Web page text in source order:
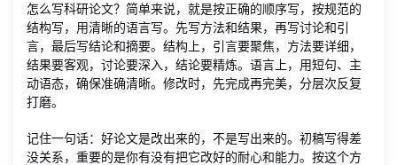
怎么写科研论文？简单来说，就是按正确的顺序写，按规范的
结构写，用清晰的语言写。先写方法和结果，再写讨论和引
言，最后写结论和摘要。结构上，引言要聚焦，方法要详细，
结果要客观，讨论要深入，结论要精炼。语言上，用短句、主
动语态，确保准确清晰。修改时，先完成再完美，分层次反复
打磨。
记住一句话：好论文是改出来的，不是写出来的。初稿写得差
没关系，重要的是你有没有把它改好的耐心和能力。按这个方